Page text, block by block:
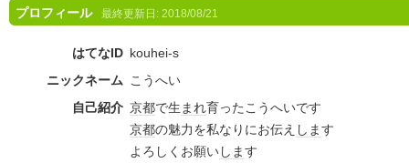
プロフィール 最終更新日: 2018/08/21
はてなID kouhei-s
ニックネーム こうへい
自己紹介 京都で生まれ育ったこうへいです
京都の魅力を私なりにお伝え します
よろしくお願いします